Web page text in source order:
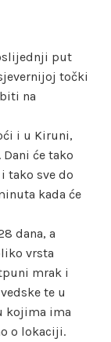
put
točki
na
i u Kiruni,
će tako
tako sve do
kada će
dana, a
vrsta
mrak i
te u
kojima ima
o lokaciji.